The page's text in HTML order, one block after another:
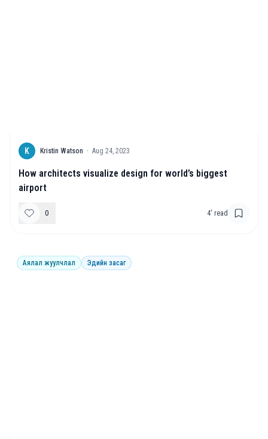
K Kristin Watson · Aug 24, 2023
How architects visualize design for world’s biggest
airport
0 4' read
Аялал жуулчлал Эдийн засаг